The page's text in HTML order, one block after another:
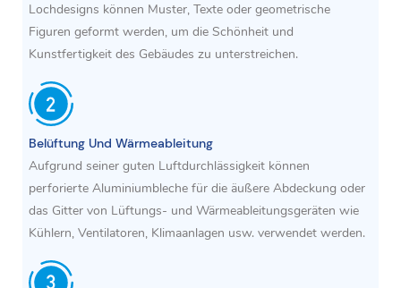
Lochdesigns können Muster, Texte oder geometrische
Figuren geformt werden, um die Schönheit und
Kunstfertigkeit des Gebäudes zu unterstreichen.
Belüftung Und Wärmeableitung
Aufgrund seiner guten Luftdurchlässigkeit können
perforierte Aluminiumbleche für die äußere Abdeckung oder
das Gitter von Lüftungs- und Wärmeableitungsgeräten wie
Kühlern, Ventilatoren, Klimaanlagen usw. verwendet werden.